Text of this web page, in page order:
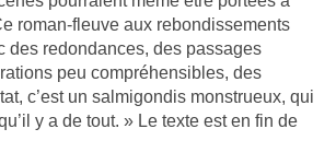
roman-fleuve aux rebondissements
des redondances, des passages
peu compréhensibles, des
c’est un salmigondis monstrueux, qui
y a de tout. » Le texte est en fin de